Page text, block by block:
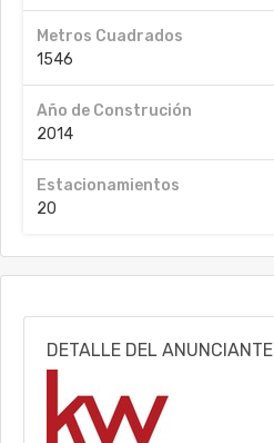
Metros Cuadrados
1546
Año de Construción
2014
Estacionamientos
20
DETALLE DEL ANUNCIANTE